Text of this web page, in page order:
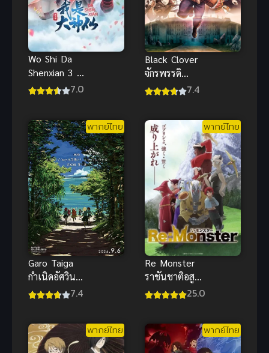
Wo Shi Da
Shenxian 3 (I
Am A Great
ใหญ่ ภาค 3
7.0
Black Clover
จักรพรรดิ
เวทมนตร์ ซับ
เมะสุดมัน
7.4
พากย์ไทย
Garo Taiga
กำเนิดอัศวิน
หมาป่าทองคำ
7.4
พากย์ไทย
Re Monster
ราชันชาติอสูร
พากย์ไทย ซับ25.0
พากย์ไทย พากย์ไทย